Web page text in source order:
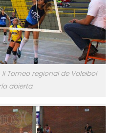
Torneo regional de Voleibol
abierta.